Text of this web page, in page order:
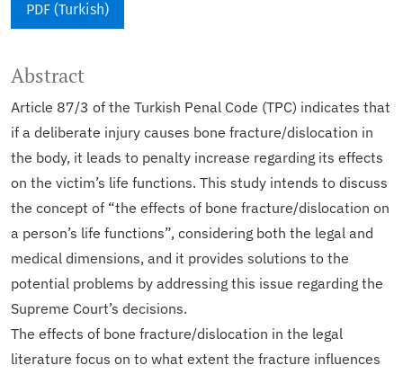
PDF (Turkish)
Abstract
Article 87/3 of the Turkish Penal Code (TPC) indicates that
if a deliberate injury causes bone fracture/dislocation in
the body, it leads to penalty increase regarding its effects
on the victim’s life functions. This study intends to discuss
the concept of “the effects of bone fracture/dislocation on
a person’s life functions”, considering both the legal and
medical dimensions, and it provides solutions to the
potential problems by addressing this issue regarding the
Supreme Court’s decisions.
The effects of bone fracture/dislocation in the legal
literature focus on to what extent the fracture influences